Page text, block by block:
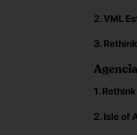
2. VML
3.
1.
2. Isle of